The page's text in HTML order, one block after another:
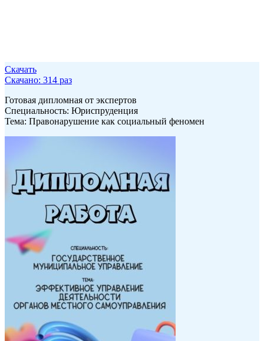
Скачать
Скачано: 314 раз
Готовая дипломная от экспертов
Специальность: Юриспруденция
Тема: Правонарушение как социальный феномен